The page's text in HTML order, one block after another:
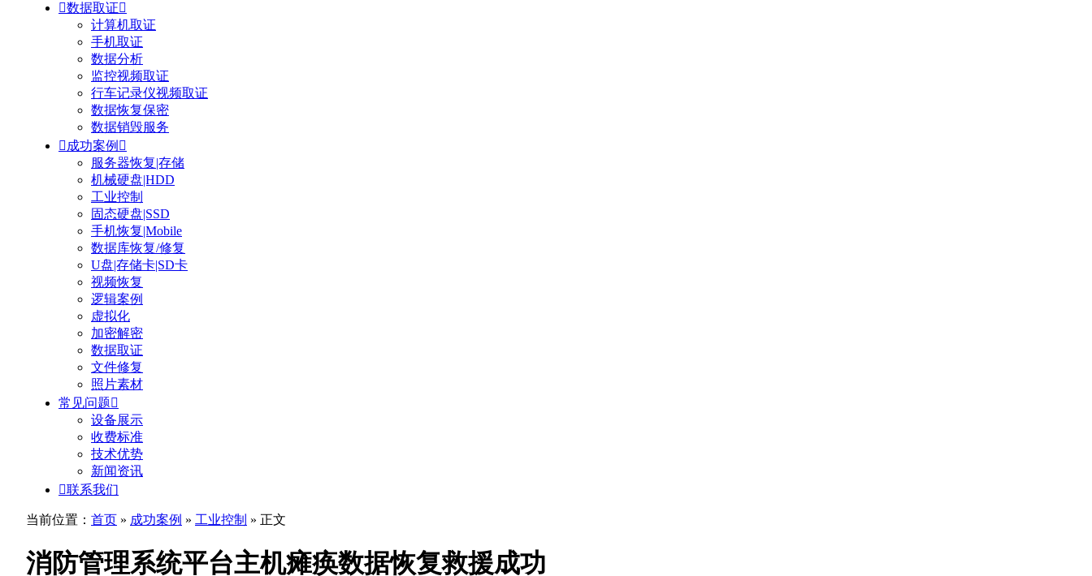
数据取证
计算机取证
手机取证
数据分析
监控视频取证
行车记录仪视频取证
数据恢复保密
数据销毁服务
 成功案例 
服务器恢复|存储
机械硬盘|HDD
工业控制
固态硬盘|SSD
手机恢复|Mobile
数据库恢复/修复
U盘|存储卡|SD卡
视频恢复
逻辑案例
虚拟化
加密解密
数据取证
文件修复
照片素材
常见问题
设备展示
收费标准
技术优势
新闻资讯
联系我们
当前位置： 首页 » 成功案例 » 工业控制 » 正文
消防管理系统平台主机瘫痪数据恢复救援成功